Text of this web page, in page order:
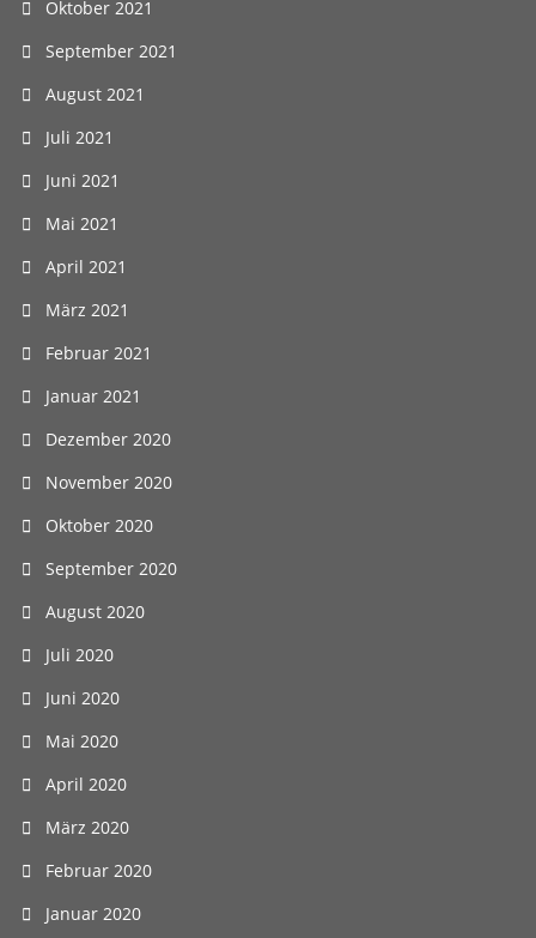
Oktober 2021
September 2021
August 2021
Juli 2021
Juni 2021
Mai 2021
April 2021
März 2021
Februar 2021
Januar 2021
Dezember 2020
November 2020
Oktober 2020
September 2020
August 2020
Juli 2020
Juni 2020
Mai 2020
April 2020
März 2020
Februar 2020
Januar 2020